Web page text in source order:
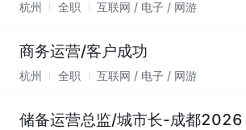
杭州 全职 互联网 / 电子 / 网游
商务运营/客户成功
杭州 全职 互联网 / 电子 / 网游
储备运营总监/城市长-成都2026